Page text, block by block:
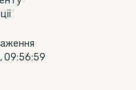
09:56:59